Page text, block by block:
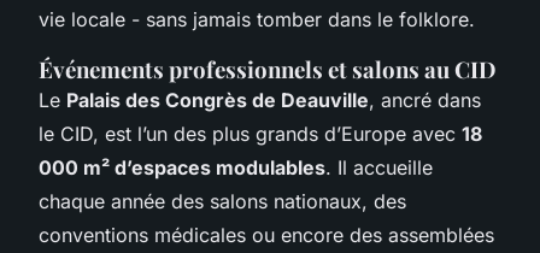
vie locale - sans jamais tomber dans le folklore.
Événements professionnels et salons au CID
Le Palais des Congrès de Deauville, ancré dans
le CID, est l’un des plus grands d’Europe avec 18
000 m² d’espaces modulables. Il accueille
chaque année des salons nationaux, des
conventions médicales ou encore des assemblées